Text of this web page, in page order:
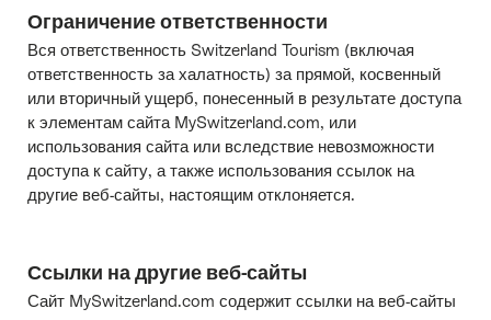
Ограничение ответственности
Вся ответственность Switzerland Tourism (включая
ответственность за халатность) за прямой, косвенный
или вторичный ущерб, понесенный в результате доступа
к элементам сайта MySwitzerland.com, или
использования сайта или вследствие невозможности
доступа к сайту, а также использования ссылок на
другие веб-сайты, настоящим отклоняется.
Ссылки на другие веб-сайты
Сайт MySwitzerland.com содержит ссылки на веб-сайты